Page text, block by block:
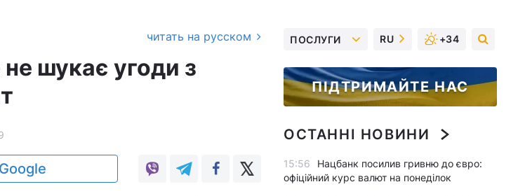
читать на русском
шукає угоди з
ПОСЛУГИ RU +34
ПІДТРИМАЙТЕ НАС
ОСТАННІ НОВИНИ
15:56
Нацбанк посилив гривню до євро:
офіційний курс валют на понеділок